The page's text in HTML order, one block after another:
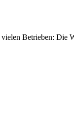
Betrieben: Die